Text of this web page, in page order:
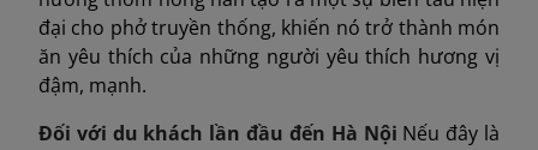
đại cho phở truyền thống, khiến nó trở thành món
ăn yêu thích của những người yêu thích hương vị
đậm, mạnh.
Đối với du khách lần đầu đến Hà Nội Nếu đây là